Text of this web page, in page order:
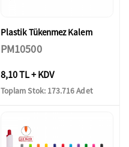
Plastik Tükenmez Kalem
PM10500
8,10 TL + KDV
Toplam Stok: 173.716 Adet